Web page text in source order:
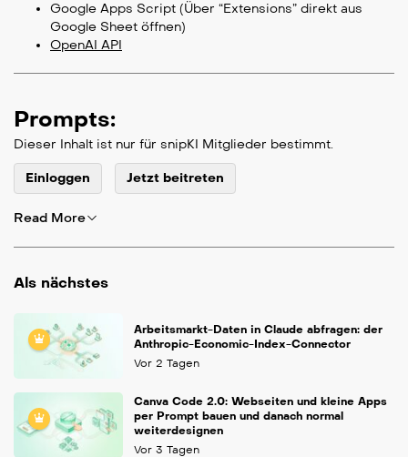
Google Apps Script (Über “Extensions” direkt aus
Google Sheet öffnen)
OpenAI API
Prompts:
Dieser Inhalt ist nur für snipKI Mitglieder bestimmt.
Einloggen Jetzt beitreten
Read More
Als nächstes
Arbeitsmarkt-Daten in Claude abfragen: der
Anthropic-Economic-Index-Connector
Vor 2 Tagen
Canva Code 2.0: Webseiten und kleine Apps
per Prompt bauen und danach normal
weiterdesignen
Vor 3 Tagen